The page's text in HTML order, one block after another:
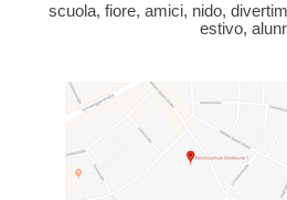
scuola, fiore, amici, nido,
estivo,